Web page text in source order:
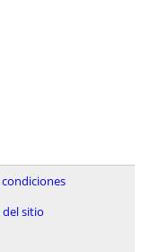
condiciones
sitio